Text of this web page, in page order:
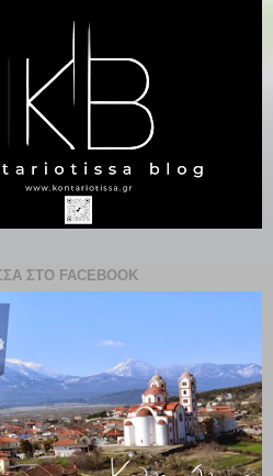
ΣΤΟ FACEBOOK